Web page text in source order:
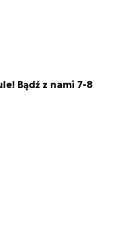
Bądź z nami 7-8